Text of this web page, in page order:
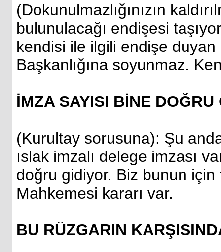
(Dokunulmazlığınızın
bulunulacağı endişesi
kendisi ile ilgili endişe
Başkanlığına soyunmaz.
İMZA SAYISI BİNE DOĞRU
(Kurultay sorusuna): Şu
ıslak imzalı delege imzası
doğru gidiyor. Biz bunun
Mahkemesi kararı var.
BU RÜZGARIN